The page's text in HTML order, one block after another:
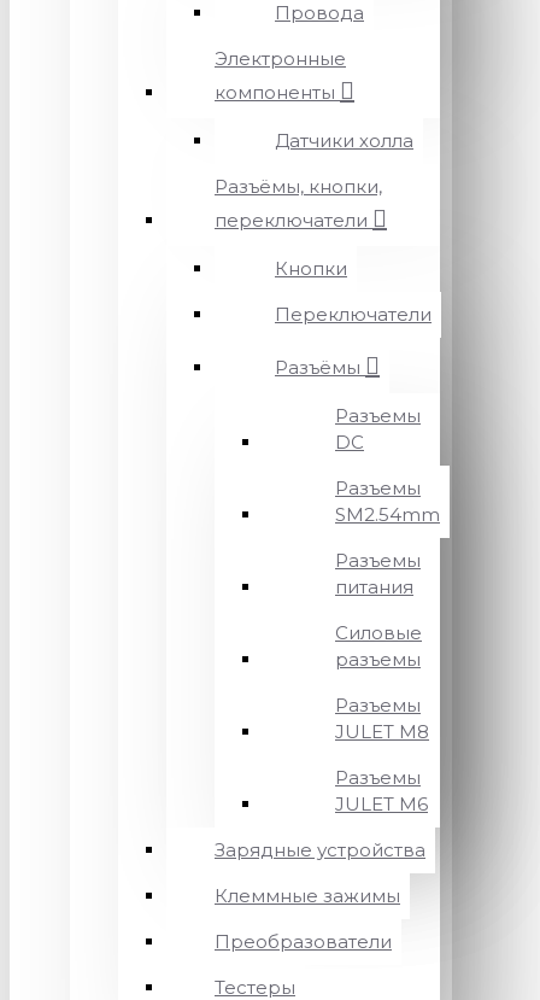
Провода
Электронные
компоненты
Датчики холла
Разъёмы, кнопки,
переключатели
Кнопки
Переключатели
Разъёмы
Разъемы
DC
Разъемы
SM2.54mm
Разъемы
питания
Силовые
разъемы
Разъемы
JULET M8
Разъемы
JULET M6
Зарядные устройства
Клеммные зажимы
Преобразователи
Тестеры